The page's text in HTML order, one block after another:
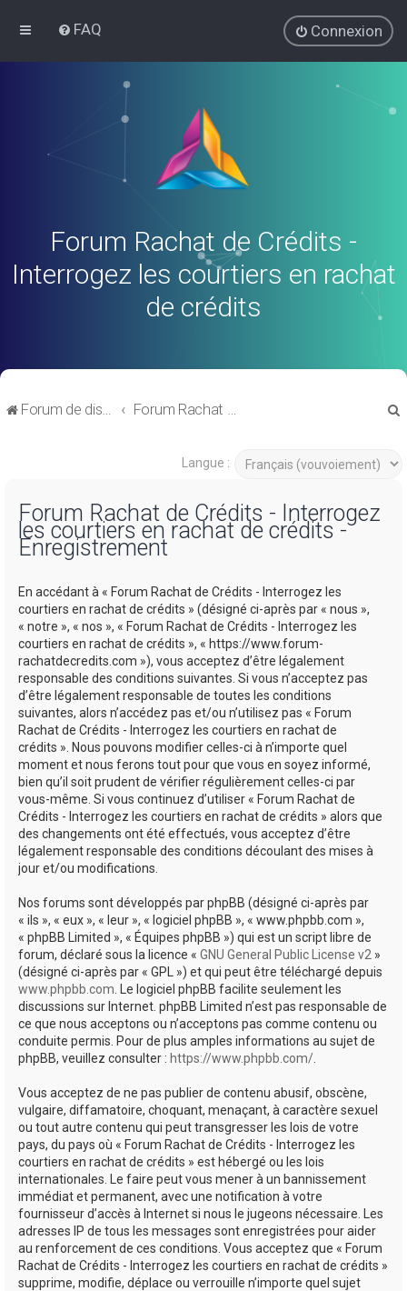
FAQ Connexion
Forum Rachat de Crédits -
Interrogez les courtiers en rachat
de crédits
Forum de discussions sur le Regroupement de Crédits et le Rachat de Crédits Forum Rachat de Crédits
Langue :
Forum Rachat de Crédits - Interrogez
les courtiers en rachat de crédits -
Enregistrement
En accédant à « Forum Rachat de Crédits - Interrogez les
courtiers en rachat de crédits » (désigné ci-après par « nous »,
« notre », « nos », « Forum Rachat de Crédits - Interrogez les
courtiers en rachat de crédits », « https://www.forum-
rachatdecredits.com »), vous acceptez d’être légalement
responsable des conditions suivantes. Si vous n’acceptez pas
d’être légalement responsable de toutes les conditions
suivantes, alors n’accédez pas et/ou n’utilisez pas « Forum
Rachat de Crédits - Interrogez les courtiers en rachat de
crédits ». Nous pouvons modifier celles-ci à n’importe quel
moment et nous ferons tout pour que vous en soyez informé,
bien qu’il soit prudent de vérifier régulièrement celles-ci par
vous-même. Si vous continuez d’utiliser « Forum Rachat de
Crédits - Interrogez les courtiers en rachat de crédits » alors que
des changements ont été effectués, vous acceptez d’être
légalement responsable des conditions découlant des mises à
jour et/ou modifications.
Nos forums sont développés par phpBB (désigné ci-après par
« ils », « eux », « leur », « logiciel phpBB », « www.phpbb.com »,
« phpBB Limited », « Équipes phpBB ») qui est un script libre de
forum, déclaré sous la licence « GNU General Public License v2 »
(désigné ci-après par « GPL ») et qui peut être téléchargé depuis
www.phpbb.com . Le logiciel phpBB facilite seulement les
discussions sur Internet. phpBB Limited n’est pas responsable de
ce que nous acceptons ou n’acceptons pas comme contenu ou
conduite permis. Pour de plus amples informations au sujet de
phpBB, veuillez consulter : https://www.phpbb.com/
Vous acceptez de ne pas publier de contenu abusif, obscène,
vulgaire, diffamatoire, choquant, menaçant, à caractère sexuel
ou tout autre contenu qui peut transgresser les lois de votre
pays, du pays où « Forum Rachat de Crédits - Interrogez les
courtiers en rachat de crédits » est hébergé ou les lois
internationales. Le faire peut vous mener à un bannissement
immédiat et permanent, avec une notification à votre
fournisseur d’accès à Internet si nous le jugeons nécessaire. Les
adresses IP de tous les messages sont enregistrées pour aider
au renforcement de ces conditions. Vous acceptez que « Forum
Rachat de Crédits - Interrogez les courtiers en rachat de crédits »
supprime, modifie, déplace ou verrouille n’importe quel sujet